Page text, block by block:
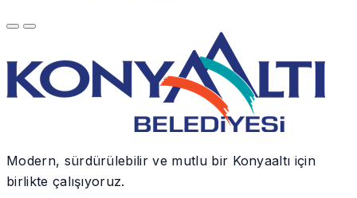
Modern, sürdürülebilir ve mutlu bir Konyaaltı için
birlikte çalışıyoruz.